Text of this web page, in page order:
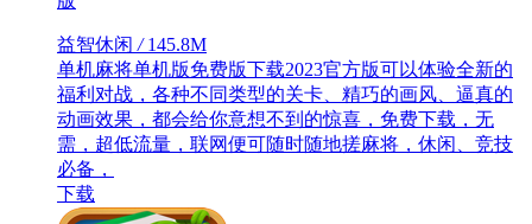
益智休闲 /145.8M
单机麻将单机版免费版下载2023官方版可以体验全新的
福利对战，各种不同类型的关卡、精巧的画风、逼真的
动画效果，都会给你意想不到的惊喜，免费下载，无
需，超低流量，联网便可随时随地搓麻将，休闲、竞技
必备，
下载